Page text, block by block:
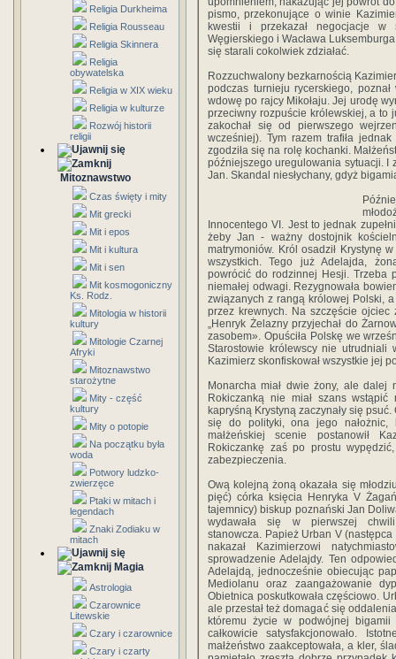
Religia Durkheima
Religia Rousseau
Religia Skinnera
Religia
obywatelska
Religia w XIX wieku
Religia w kulturze
Rozwój historii
religii
Mitoznawstwo
Czas święty i mity
Mit grecki
Mit i epos
Mit i kultura
Mit i sen
Mit kosmogoniczny
Ks. Rodz.
Mitologia w historii
kultury
Mitologie Czarnej
Afryki
Mitoznawstwo
starożytne
Mity - część
kultury
Mity o potopie
Na początku była
woda
Potwory ludzko-
zwierzęce
Ptaki w mitach i
legendach
Znaki Zodiaku w
mitach
Magia
Astrologia
Czarownice
Litewskie
Czary i czarownice
Czary i czarty
pismo, przekonujące o winie
kwestii i przekazał negocjacje w
Węgierskiego i Wacława
się starali cokolwiek zdziałać.
Rozzuchwalony bezkarnością
podczas turnieju rycerskiego,
wdowę po rajcy Mikołaju. Jej urodę
przeciwny rozpuście królewskiej, a to
zakochał się od pierwszego
wcześniej). Tym razem trafiła
zgodziła się na rolę kochanki.
późniejszego uregulowania sytuacji. I
Jan. Skandal niesłychany, gdyż
Innocentego VI. Jest to jednak
żeby Jan - ważny dostojnik
matrymoniów. Król osadził Krystynę
wszystkich. Tego już Adelajda,
powrócić do rodzinnej Hesji. Trzeba
niemałej odwagi. Rezygnowała
związanych z rangą królowej Polski,
przez krewnych. Na szczęście ojciec
„Henryk Żelazny przyjechał do
zasobem». Opuściła Polskę we
Starostowie królewscy nie
Kazimierz skonfiskował wszystkie jej
Monarcha miał dwie żony, ale dalej
Rokiczanką nie miał szans
kapryśną Krystyną zaczynały się
się do polityki, ona jego nałożnic,
małżeńskiej scenie postanowił
Rokiczankę zaś po prostu
zabezpieczenia.
Ową kolejną żoną okazała się
pięć) córka księcia Henryka V
tajemnicy) biskup poznański Jan
wydawała się w pierwszej
stanowcza. Papież Urban V (następca
nakazał Kazimierzowi
sprowadzenie Adelajdy. Ten
Adelajdą, jednocześnie obiecując
Mediolanu oraz zaangażowanie
Obietnica poskutkowała częściowo.
ale przestał też domagać się
któremu życie w podwójnej bigamii
całkowicie satysfakcjonowało.
małżeństwo zaakceptowała, a kler,